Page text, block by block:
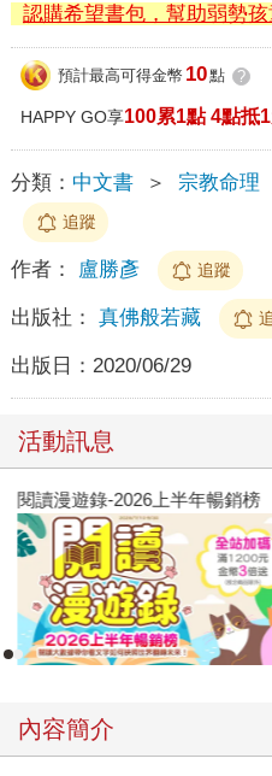
認購希望書包，幫助弱勢孩
預計最高可得金幣 10點 ?
HAPPY GO享100累1點 4點抵
分類： 中文書 ＞ 宗教命理
追蹤
作者： 盧勝彥 追蹤
出版社： 真佛般若藏
出版日： 2020/06/29
活動訊息
閱讀漫遊錄-2026上半年暢銷榜
內容簡介